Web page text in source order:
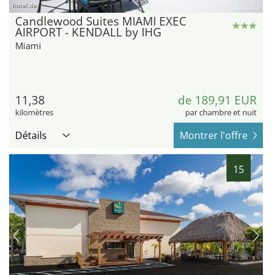
hotel.de
Candlewood Suites MIAMI EXEC
AIRPORT - KENDALL by IHG
Miami
11,38
kilomètres
de 189,91 EUR
par chambre et nuit
Détails Montrer l'offre
15